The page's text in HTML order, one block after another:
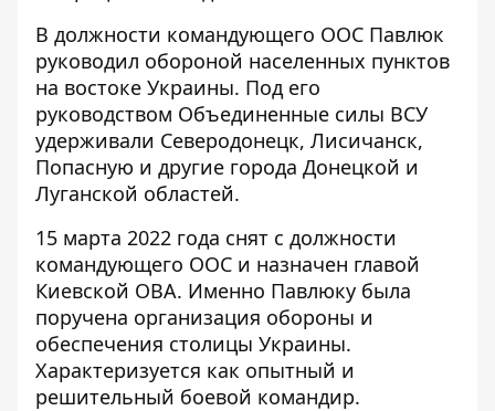
В должности командующего ООС Павлюк
руководил обороной населенных пунктов
на востоке Украины. Под его
руководством Объединенные силы ВСУ
удерживали Северодонецк, Лисичанск,
Попасную и другие города Донецкой и
Луганской областей.
15 марта 2022 года снят с должности
командующего ООС и назначен главой
Киевской ОВА. Именно Павлюку была
поручена организация обороны и
обеспечения столицы Украины.
Характеризуется как опытный и
решительный боевой командир.